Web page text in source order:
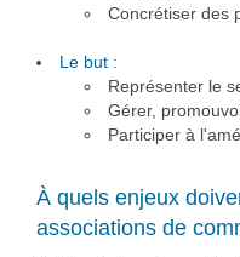
Concrétiser des
​Le but :
Représenter le
Gérer,
Participer à
À quels enjeux
associations de